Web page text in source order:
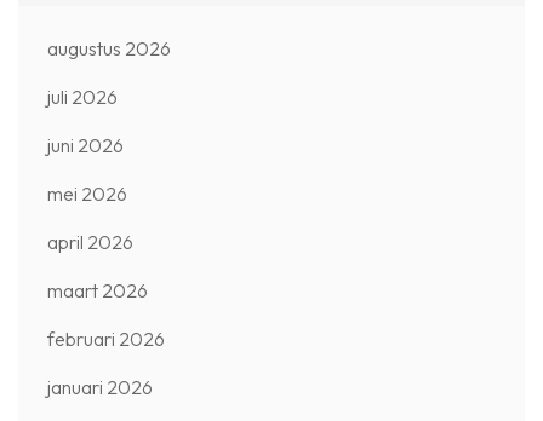
augustus 2026
juli 2026
juni 2026
mei 2026
april 2026
maart 2026
februari 2026
januari 2026